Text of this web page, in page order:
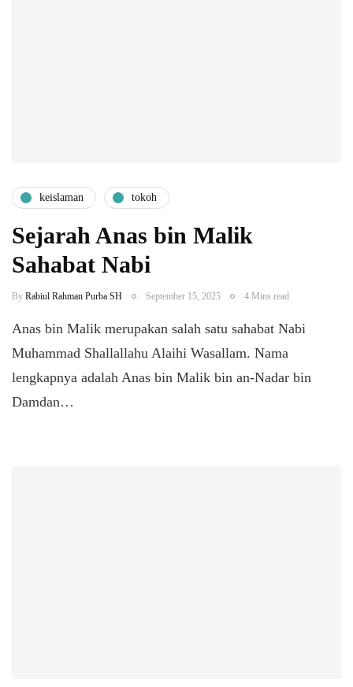
keislaman tokoh
Sejarah Anas bin Malik
Sahabat Nabi
By Rabiul Rahman Purba SH September 15, 2025 4 Mins read
Anas bin Malik merupakan salah satu sahabat Nabi
Muhammad Shallallahu Alaihi Wasallam. Nama
lengkapnya adalah Anas bin Malik bin an-Nadar bin
Damdan…